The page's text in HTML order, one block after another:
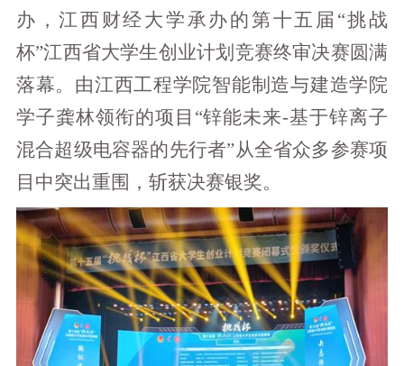
办，江西财经大学承办的第十五届“挑战
杯”江西省大学生创业计划竞赛终审决赛圆满
落幕。由江西工程学院智能制造与建造学院
学子龚林领衔的项目“锌能未来-基于锌离子
混合超级电容器的先行者”从全省众多参赛项
目中突出重围，斩获决赛银奖。